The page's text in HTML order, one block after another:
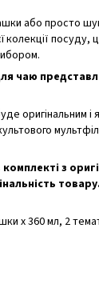
або просто
посуду,
чаю
оригінальним
з
х 360 мл, 2